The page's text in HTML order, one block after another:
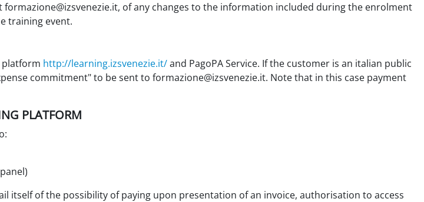
of any changes to the information included during the enrolment
training event.
platform http://learning.izsvenezie.it/and PagoPA Service. If the customer is an italian public
commitment" to be sent to formazione@izsvenezie.it. Note that in this case payment
PLATFORM
itself of the possibility of paying upon presentation of an invoice, authorisation to access